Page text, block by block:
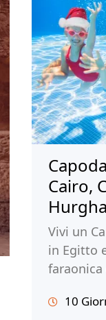
Cairo,
Vivi un
in Egitto
Prenota
10